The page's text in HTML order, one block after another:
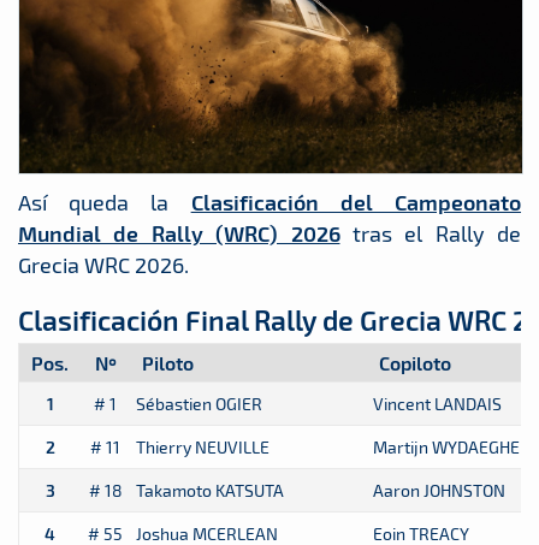
Así queda la Clasificación del Campeonato
Mundial de Rally (WRC) 2026tras el Rally de
Grecia WRC 2026.
Clasificación Final Rally de Grecia WRC
Pos. Nº Piloto Copiloto
1 # 1 Sébastien OGIER Vincent LANDAIS
2 # 11 Thierry NEUVILLE Martijn WYDAEGHE
3 # 18 Takamoto KATSUTA Aaron JOHNSTON
4 # 55 Joshua MCERLEAN Eoin TREACY